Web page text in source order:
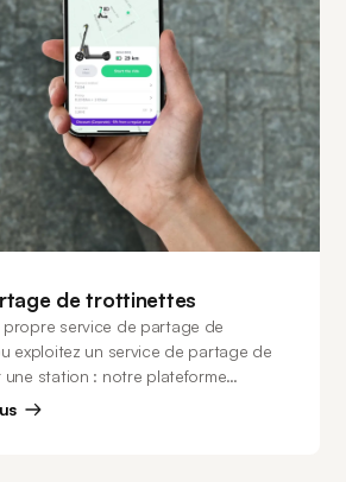
de trottinettes
service de partage de
exploitez un service de partage de
station : notre plateforme
de votre entreprise et offre une
par rapport à la concurrence.